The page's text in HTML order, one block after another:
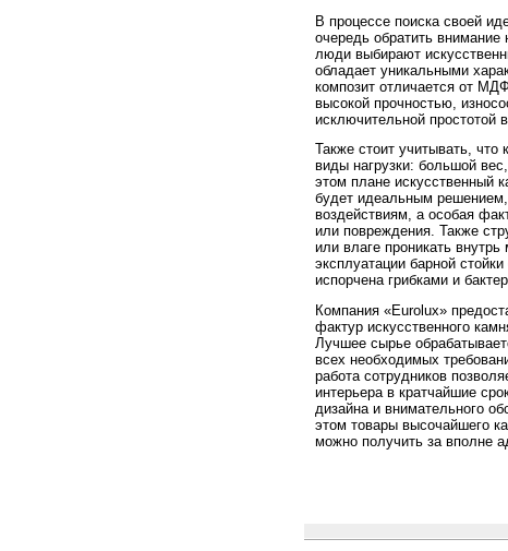
В процессе поиска своей
очередь обратить
люди выбирают
обладает уникальными
композит отличается от
высокой прочностью,
исключительной простотой
Также стоит учитывать,
виды нагрузки: большой
этом плане искусственный
будет идеальным
воздействиям, а особая
или повреждения. Также
или влаге проникать
эксплуатации барной
испорчена грибками и
Компания «Eurolux»
фактур искусственного
Лучшее сырье
всех необходимых
работа сотрудников
интерьера в кратчайшие
дизайна и внимательного
этом товары высочайшего
можно получить за вполне